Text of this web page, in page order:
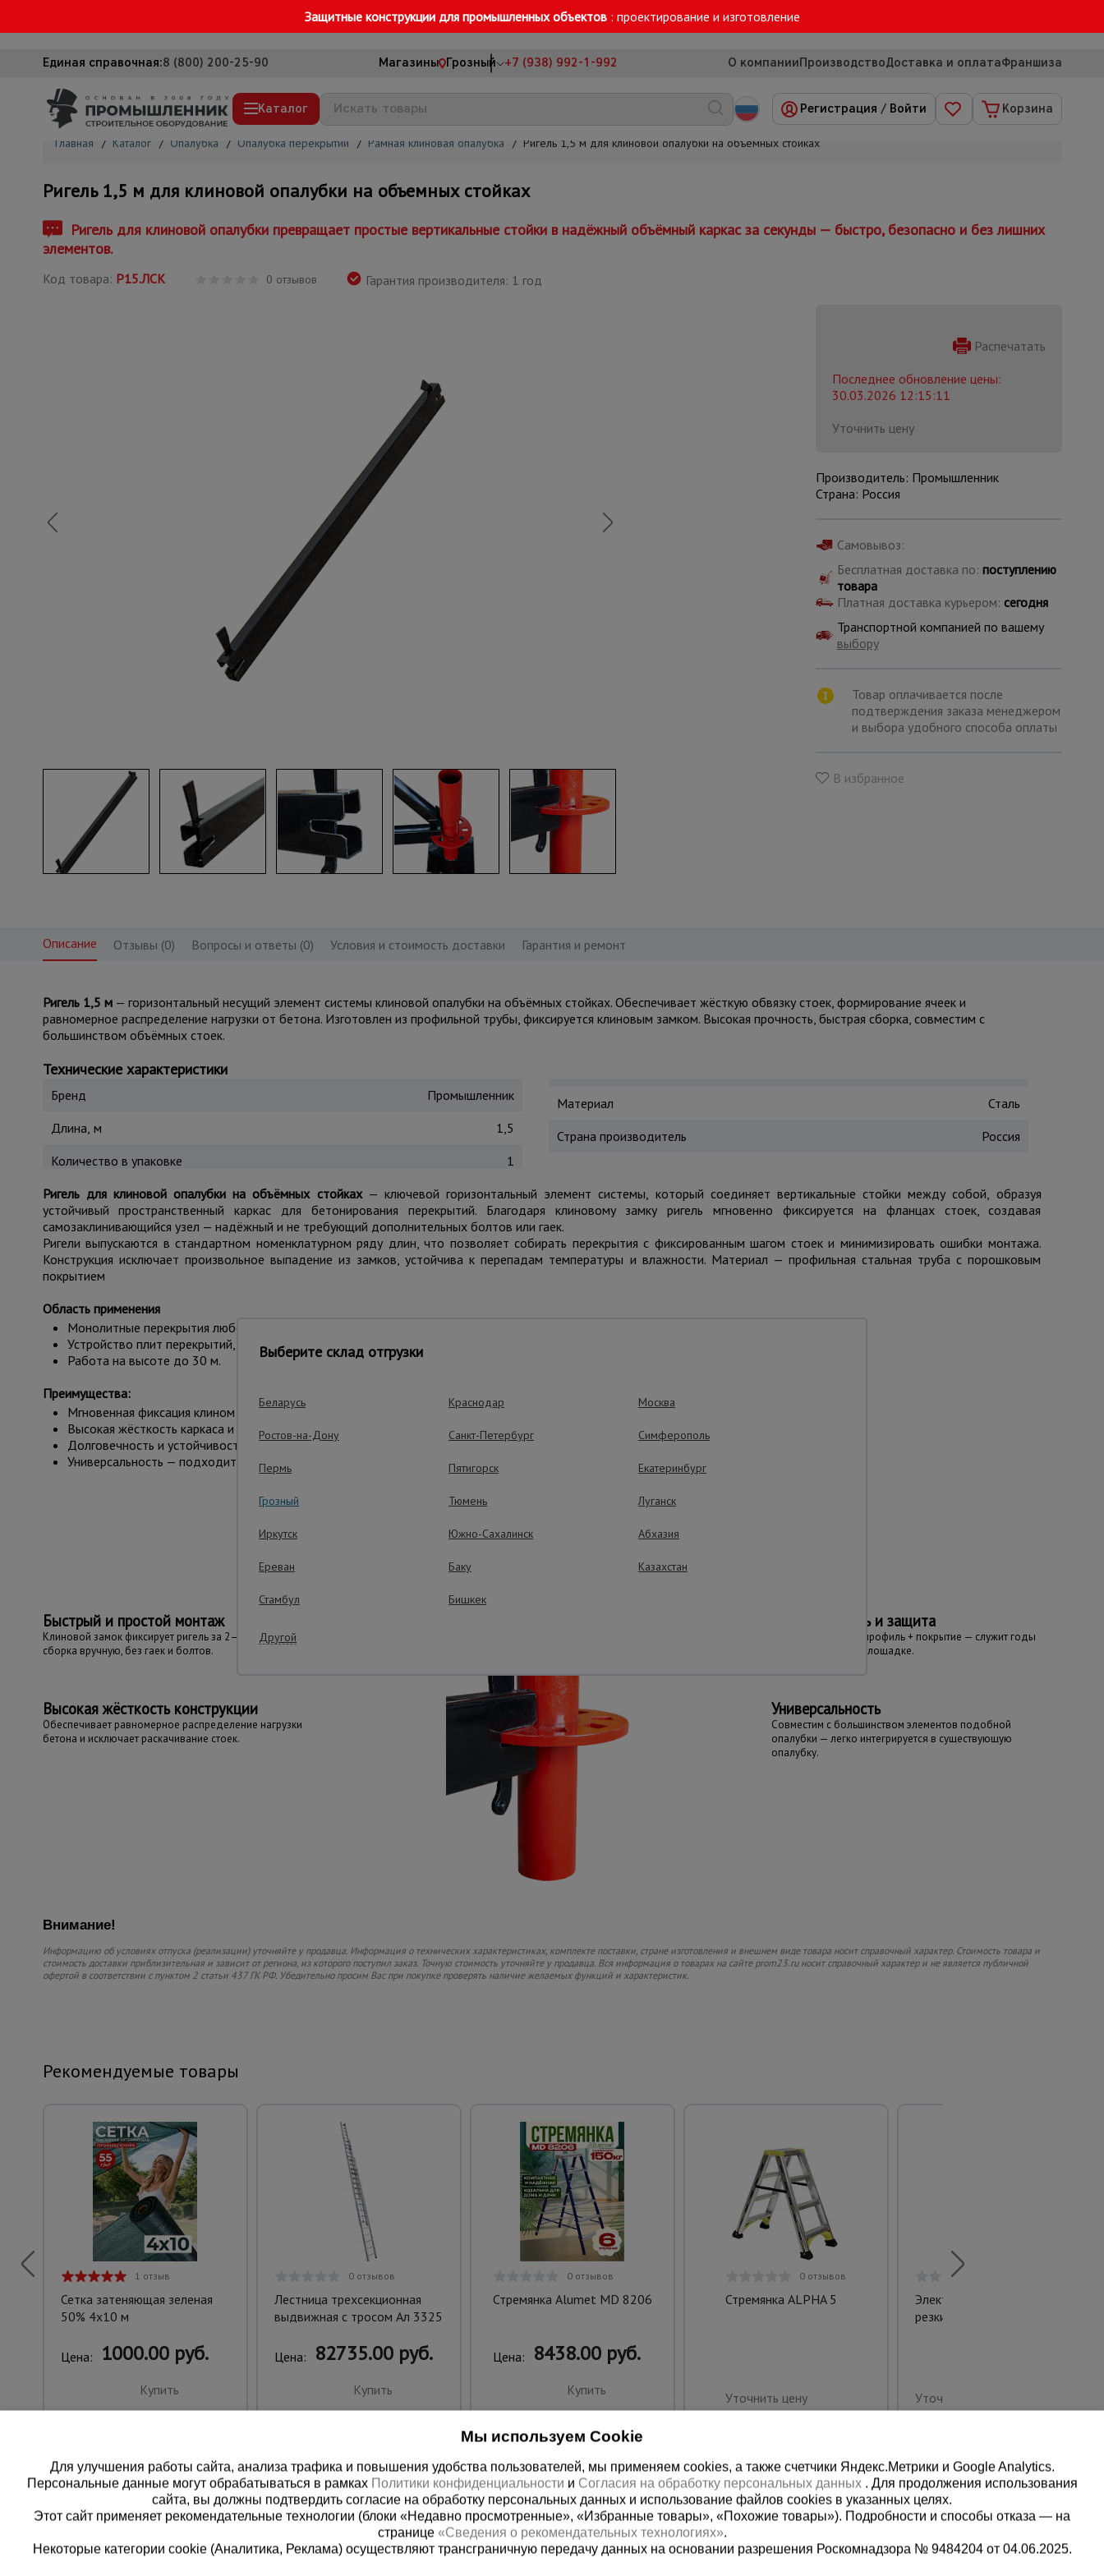
Защитные конструкции для промышленных объектов : проектирование и изготовление
Единая справочная:8 (800) 200-25-90 Магазины Грозный +7 (938) 992-1-992 О компанииПроизводствоДоставка и оплатаФраншиза
Каталог
Вышки-туры
Подмости строительные
Строительные подъемники
Оборудование для работы с арматурой
Оборудование для бетонных работ
Тачки строительные и садовые
Лестницы и стремянки
Штукатурные комплекты
Сварочные аппараты
Тепловые пушки
Металл и металлообработка
Регистрация / Войти Корзина
Главная / Каталог / Опалубка / Опалубка перекрытий / Рамная клиновая опалубка / Ригель 1,5 м для клиновой опалубки на объемных стойках
Ригель 1,5 м для клиновой опалубки на объемных стойках
Ригель для клиновой опалубки превращает простые вертикальные стойки в надёжный объёмный каркас за секунды — быстро, безопасно и без лишних
элементов.
Код товара: Р15.ЛСК 0 отзывов Гарантия производителя: 1 год
Распечатать
Последнее обновление цены:
30.03.2026 12:15:11
Уточнить цену
Производитель: Промышленник
Страна: Россия
Самовывоз:
Бесплатная доставка по: поступлению
товара
Платная доставка курьером: сегодня
Транспортной компанией по вашему
выбору
Товар оплачивается после
подтверждения заказа менеджером
и выбора удобного способа оплаты
В избранное
Описание Отзывы (0) Вопросы и ответы (0) Условия и стоимость доставки Гарантия и ремонт
Ригель 1,5 м— горизонтальный несущий элемент системы клиновой опалубки на объёмных стойках. Обеспечивает жёсткую обвязку стоек, формирование ячеек и
равномерное распределение нагрузки от бетона. Изготовлен из профильной трубы, фиксируется клиновым замком. Высокая прочность, быстрая сборка, совместим с
большинством объёмных стоек.
Технические характеристики
Бренд
Промышленник
Длина, м
1,5
Количество в упаковке
1
Материал
Сталь
Страна производитель
Россия
Ригель для клиновой опалубки на объёмных стойках— ключевой горизонтальный элемент системы, который соединяет вертикальные стойки между собой, образуя
устойчивый пространственный каркас для бетонирования перекрытий. Благодаря клиновому замку ригель мгновенно фиксируется на фланцах стоек, создавая
самозаклинивающийся узел — надёжный и не требующий дополнительных болтов или гаек.
Ригели выпускаются в стандартном номенклатурном ряду длин, что позволяет собирать перекрытия с фиксированным шагом стоек и минимизировать ошибки монтажа.
Конструкция исключает произвольное выпадение из замков, устойчива к перепадам температуры и влажности. Материал — профильная стальная труба с порошковым
покрытием
Область применения
Монолитные перекрытия любой толщины в жилом, коммерческом и промышленном строительстве.
Устройство плит перекрытий, балок, консолей.
Работа на высоте до 30 м.
Преимущества:
Мгновенная фиксация клином — сборка без инструмента.
Высокая жёсткость каркаса и точный шаг стоек.
Долговечность и устойчивость к погодным условиям.
Универсальность — подходит к большинству объёмных стоек на рынке.
Важные преимущества – эффективная работа
Быстрый и простой монтаж
Клиновой замок фиксирует ригель за 2–3 секунды —
сборка вручную, без гаек и болтов.
Высокая жёсткость конструкции
Обеспечивает равномерное распределение нагрузки
бетона и исключает раскачивание стоек.
Долговечность и защита
Прочный стальной профиль + покрытие — служит годы
даже на открытой площадке.
Универсальность
Совместим с большинством элементов подобной
опалубки — легко интегрируется в существующую
опалубку.
Внимание!
Информацию об условиях отпуска (реализации) уточняйте у продавца. Информация о технических характеристиках, комплекте поставки, стране изготовления и внешнем виде товара носит справочный характер. Стоимость товара и
стоимость доставки приблизительная и зависит от региона, из которого поступил заказ. Точную стоимость уточняйте у продавца. Вся информация о товарах на сайте prom23.ru носит справочный характер и не является публичной
офертой в соответствии с пунктом 2 статьи 437 ГК РФ. Убедительно просим Вас при покупке проверять наличие желаемых функций и характеристик.
Рекомендуемые товары
1 отзыв
Сетка затеняющая зеленая
50% 4х10 м
Цена: 1000.00 руб.
Купить
0 отзывов
Лестница трехсекционная
выдвижная с тросом Ал 3325
Цена: 82735.00 руб.
Купить
0 отзывов
Стремянка Alumet MD 8206
Цена: 8438.00 руб.
Купить
0 отзывов
Стремянка ALPHA 5
Уточнить цену
Электрический станок для
резки арматуры TeaM GQ46
Уточнить цену
Выберите склад отгрузки
Беларусь Краснодар Москва
Ростов-на-Дону Санкт-Петербург Симферополь
Пермь Пятигорск Екатеринбург
Грозный Тюмень Луганск
Иркутск Южно-Сахалинск Абхазия
Ереван Баку Казахстан
Стамбул Бишкек
Другой
Мы используем Cookie
Для улучшения работы сайта, анализа трафика и повышения удобства пользователей, мы применяем cookies, а также счетчики Яндекс.Метрики и Google Analytics.
Персональные данные могут обрабатываться в рамках Политики конфиденциальности и Согласия на обработку персональных данных . Для продолжения использования
сайта, вы должны подтвердить согласие на обработку персональных данных и использование файлов cookies в указанных целях.
Этот сайт применяет рекомендательные технологии (блоки «Недавно просмотренные», «Избранные товары», «Похожие товары»). Подробности и способы отказа — на
странице «Сведения о рекомендательных технологиях».
Некоторые категории cookie (Аналитика, Реклама) осуществляют трансграничную передачу данных на основании разрешения Роскомнадзора № 9484204 от 04.06.2025.